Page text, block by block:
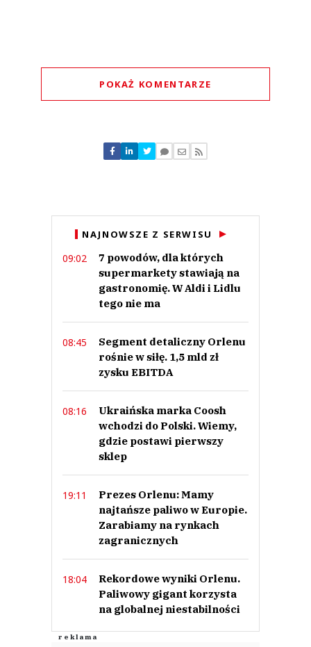
POKAŻ KOMENTARZE
Nie znaleziono komentarzy
Zostaw swoje komentarze
NAJNOWSZE Z SERWISU
09:02
7 powodów, dla których
supermarkety stawiają na
gastronomię. W Aldi i Lidlu
tego nie ma
08:45
Segment detaliczny Orlenu
rośnie w siłę. 1,5 mld zł
zysku EBITDA
08:16
Ukraińska marka Coosh
wchodzi do Polski. Wiemy,
gdzie postawi pierwszy
sklep
19:11
Prezes Orlenu: Mamy
najtańsze paliwo w Europie.
Zarabiamy na rynkach
zagranicznych
18:04
Rekordowe wyniki Orlenu.
Paliwowy gigant korzysta
na globalnej niestabilności